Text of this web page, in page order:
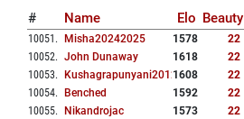
# Name Elo Beauty
10051 . Misha20242025 1578 22
10052. John Dunaway 1618 22
10053. Kushagrapunyani20121608 22
10054. Benched 1592 22
10055. Nikandrojac 1573 22